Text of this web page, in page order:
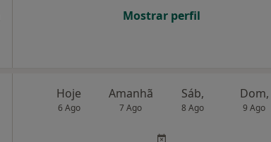
Mostrar perfil
Hoje
6 Ago
Amanhã
7 Ago
Sáb,
8 Ago
Dom,
9 Ago